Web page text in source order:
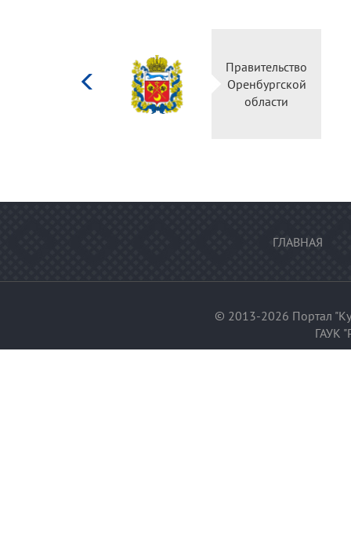
Министерство
культуры
Российской
федерации
ГЛАВНАЯ
© 2013-2026 Портал
ГАУК